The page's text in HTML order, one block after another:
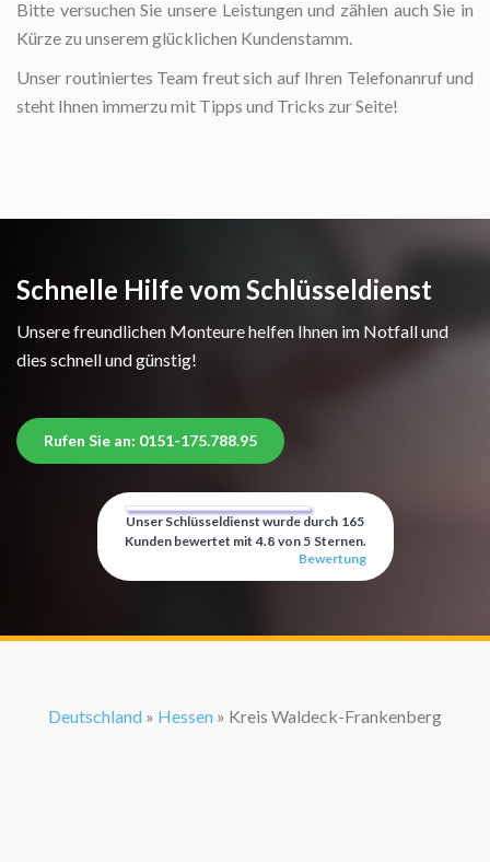
Bitte versuchen Sie unsere Leistungen und zählen auch Sie in
Kürze zu unserem glücklichen Kundenstamm.
Unser routiniertes Team freut sich auf Ihren Telefonanruf und
steht Ihnen immerzu mit Tipps und Tricks zur Seite!
Schnelle Hilfe vom Schlüsseldienst
Unsere freundlichen Monteure helfen Ihnen im Notfall und
dies schnell und günstig!
Rufen Sie an: 0151-175.788.95
Unser Schlüsseldienst wurde durch 165
Kunden bewertet mit 4.8 von 5 Sternen.
Bewertung
Deutschland » Hessen » Kreis Waldeck-Frankenberg